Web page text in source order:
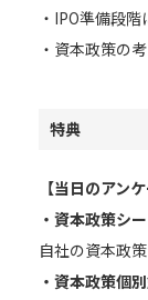
・IPO準備段
・資本政策の
特典
【当日のアン
・資本政策シ
自社の資本政
・資本政策個